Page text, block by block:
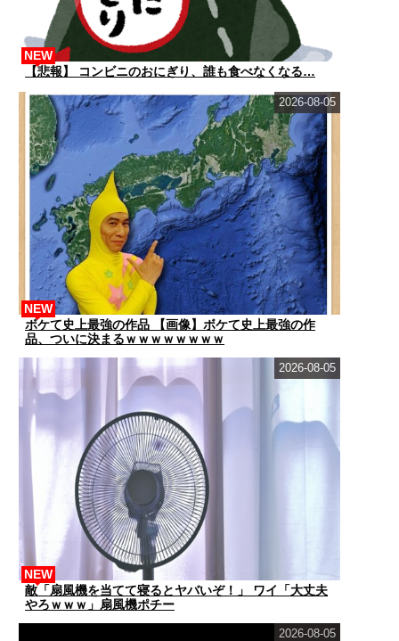
【悲報】 コンビニのおにぎり、誰も食べなくなる…
NEW
ボケて史上最強の作品 【画像】ボケて史上最強の作
品、ついに決まるｗｗｗｗｗｗｗｗ
NEW
2026-08-05
敵「扇風機を当てて寝るとヤバいぞ！」 ワイ「大丈夫
やろｗｗｗ」扇風機ポチー
NEW
2026-08-05
2026-08-05